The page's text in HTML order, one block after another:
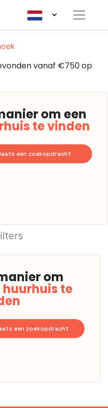
vanaf €750 op
om een
te vinden
een zoekopdracht
om
huurhuis te
een zoekopdracht